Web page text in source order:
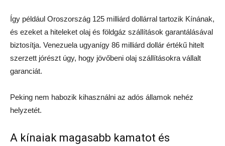
Így például Oroszország 125 milliárd dollárral tartozik Kínának,
és ezeket a hiteleket olaj és földgáz szállítások garantálásával
biztosítja. Venezuela ugyanígy 86 milliárd dollár értékű hitelt
szerzett jórészt úgy, hogy jövőbeni olaj szállításokra vállalt
garanciát.
Peking nem habozik kihasználni az adós államok nehéz
helyzetét.
A kínaiak magasabb kamatot és